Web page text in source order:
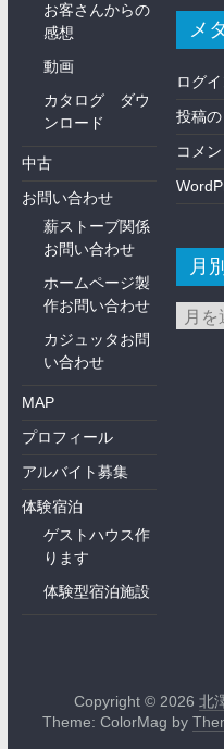
お客さんからの
感想
動画
カタログ ダウ
ンロード
中古
お問い合わせ
薪ストーブ関係
お問い合わせ
ホームページ製
作お問い合わせ
カジュッタお問
い合わせ
MAP
プロフィール
アルバイト募集
体験宿泊
ゲストハウス作
ります
体験型宿泊施設
メ
ログ
投稿の
コメ
月
Copyright © 2026北
Theme: ColorMag by